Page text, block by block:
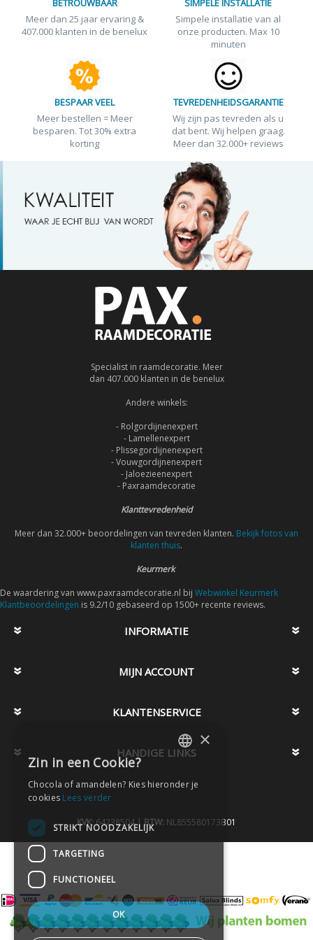
BETROUWBAAR
Meer dan 25 jaar ervaring &
407.000 klanten in de benelux
SIMPELE INSTALLATIE
Simpele installatie van al
onze producten. Max 10
minuten
BESPAAR VEEL
Meer bestellen = Meer
besparen. Tot 30% extra
korting
TEVREDENHEIDSGARANTIE
Wij zijn pas tevreden als u
dat bent. Wij helpen graag.
Meer dan 32.000+ reviews
Specialist in raamdecoratie. Meer
dan 407.000 klanten in de benelux
Andere winkels:
- Rolgordijnenexpert
- Lamellenexpert
- Plissegordijnenexpert
- Vouwgordijnenexpert
- Jaloezieenexpert
- Paxraamdecoratie
Klanttevredenheid
Meer dan 32.000+ beoordelingen van tevreden klanten. Bekijk fotos van
klanten thuis.
Keurmerk
De waardering van www.paxraamdecoratie.nl bij Webwinkel Keurmerk
Klantbeoordelingen is 9.2/10 gebaseerd op 1500+ recente reviews.
INFORMATIE
MIJN ACCOUNT
KLANTENSERVICE
HANDIGE LINKS
KVK:64238504 | BTW: NL855580173B01
DUTCH
×
Zin in een Cookie?
Chocola of amandelen? Kies hieronder je
cookies Lees verder
STRIKT NOODZAKELIJK
TARGETING
FUNCTIONEEL
OK